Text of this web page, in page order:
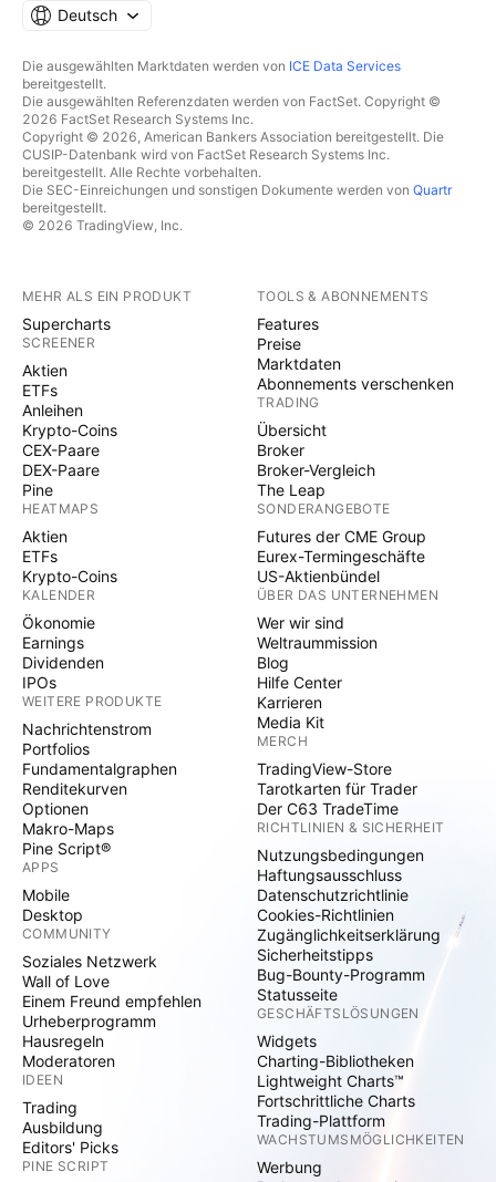
Deutsch
Die ausgewählten Marktdaten werden von ICE Data Services
bereitgestellt.
Die ausgewählten Referenzdaten werden von FactSet. Copyright ©
2026 FactSet Research Systems Inc.
Copyright © 2026, American Bankers Association bereitgestellt. Die
CUSIP-Datenbank wird von FactSet Research Systems Inc.
bereitgestellt. Alle Rechte vorbehalten.
Die SEC-Einreichungen und sonstigen Dokumente werden von Quartr
bereitgestellt.
© 2026 TradingView, Inc.
MEHR ALS EIN PRODUKT
Supercharts
SCREENER
Aktien
ETFs
Anleihen
Krypto-Coins
CEX-Paare
DEX-Paare
Pine
HEATMAPS
Aktien
ETFs
Krypto-Coins
KALENDER
Ökonomie
Earnings
Dividenden
IPOs
WEITERE PRODUKTE
Nachrichtenstrom
Portfolios
Fundamentalgraphen
Renditekurven
Optionen
Makro-Maps
Pine Script®
APPS
Mobile
Desktop
COMMUNITY
Soziales Netzwerk
Wall of Love
Einem Freund empfehlen
Urheberprogramm
Hausregeln
Moderatoren
IDEEN
Trading
Ausbildung
Editors' Picks
PINE SCRIPT
TOOLS & ABONNEMENTS
Features
Preise
Marktdaten
Abonnements verschenken
TRADING
Übersicht
Broker
Broker-Vergleich
The Leap
SONDERANGEBOTE
Futures der CME Group
Eurex-Termingeschäfte
US-Aktienbündel
ÜBER DAS UNTERNEHMEN
Wer wir sind
Weltraummission
Blog
Hilfe Center
Karrieren
Media Kit
MERCH
TradingView-Store
Tarotkarten für Trader
Der C63 TradeTime
RICHTLINIEN & SICHERHEIT
Nutzungsbedingungen
Haftungsausschluss
Datenschutzrichtlinie
Cookies-Richtlinien
Zugänglichkeitserklärung
Sicherheitstipps
Bug-Bounty-Programm
Statusseite
GESCHÄFTSLÖSUNGEN
Widgets
Charting-Bibliotheken
Lightweight Charts™
Fortschrittliche Charts
Trading-Plattform
WACHSTUMSMÖGLICHKEITEN
Werbung